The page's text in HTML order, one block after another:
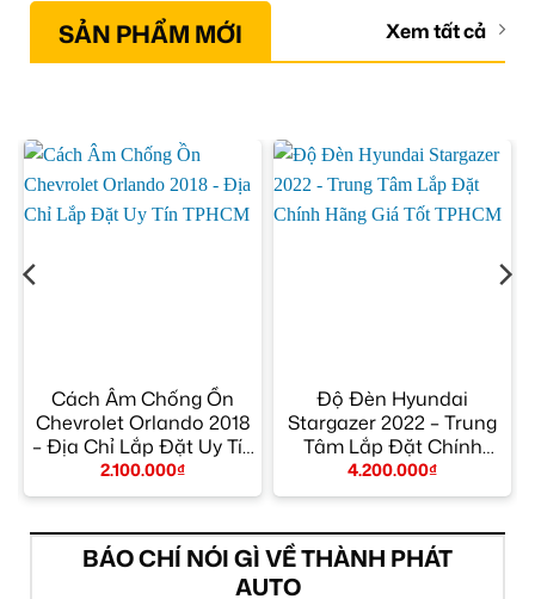
SẢN PHẨM MỚI Xem tất cả
Cách Âm Chống Ồn
Chevrolet Orlando 2018
– Địa Chỉ Lắp Đặt Uy Tín
TPHCM
2.100.000₫
Độ Đèn Hyundai
Stargazer 2022 – Trung
Tâm Lắp Đặt Chính
Hãng Giá Tốt TPHCM
4.200.000₫
BÁO CHÍ NÓI GÌ VỀ THÀNH PHÁT
AUTO